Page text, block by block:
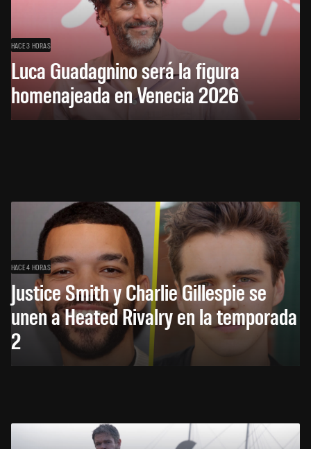
HACE 3 HORAS
Luca Guadagnino será la figura
homenajeada en Venecia 2026
HACE 4 HORAS
Justice Smith y Charlie Gillespie se
unen a Heated Rivalry en la temporada
2